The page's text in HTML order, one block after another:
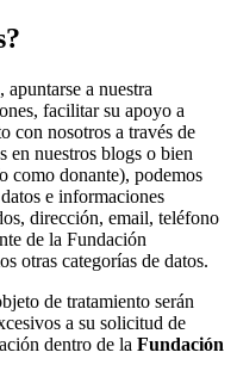
a nuestra
facilitar su apoyo a
con nosotros a través de
en nuestros blogs o bien
como donante), podemos
e informaciones
dirección, email, teléfono
de la Fundación
otras categorías de datos.
de tratamiento serán
a su solicitud de
dentro de la Fundación